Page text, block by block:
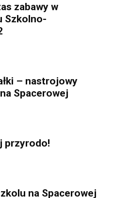
zabawy w
Szkolno-
– nastrojowy
Spacerowej
przyrodo!
na Spacerowej